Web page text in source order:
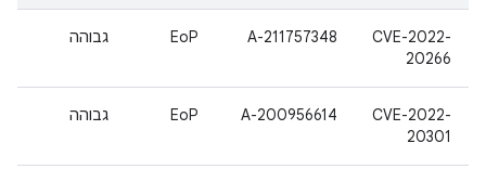
CVE-2022-
20266
A-211757348
EoP גבוהה
CVE-2022-
20301
A-200956614
EoP גבוהה